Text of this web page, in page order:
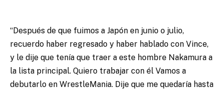
“Después de que fuimos a Japón en junio o julio,
recuerdo haber regresado y haber hablado con Vince,
y le dije que tenía que traer a este hombre Nakamura a
la lista principal. Quiero trabajar con él Vamos a
debutarlo en WrestleMania. Dije que me quedaría hasta